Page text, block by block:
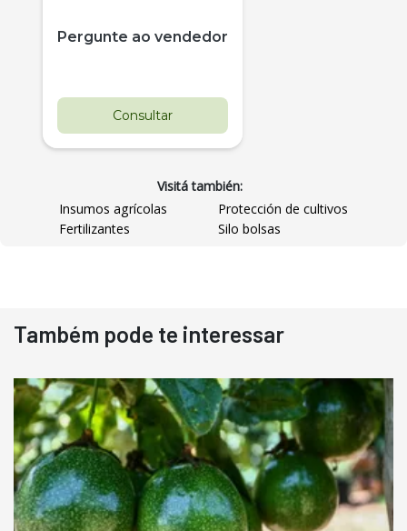
Pergunte ao vendedor
Consultar
Pá Carregadeira Cat 966
Ano 1987
R$ 145.000
Consultar
Visitá también:
Insumos agrícolas
Protección de cultivos
Fertilizantes
Silo bolsas
Também pode te interessar